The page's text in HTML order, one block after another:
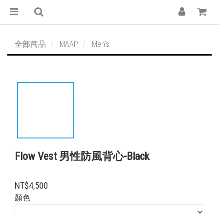
全部商品 MAAP Men's
Flow Vest 男性防風背心-Black
NT$4,500
顏色